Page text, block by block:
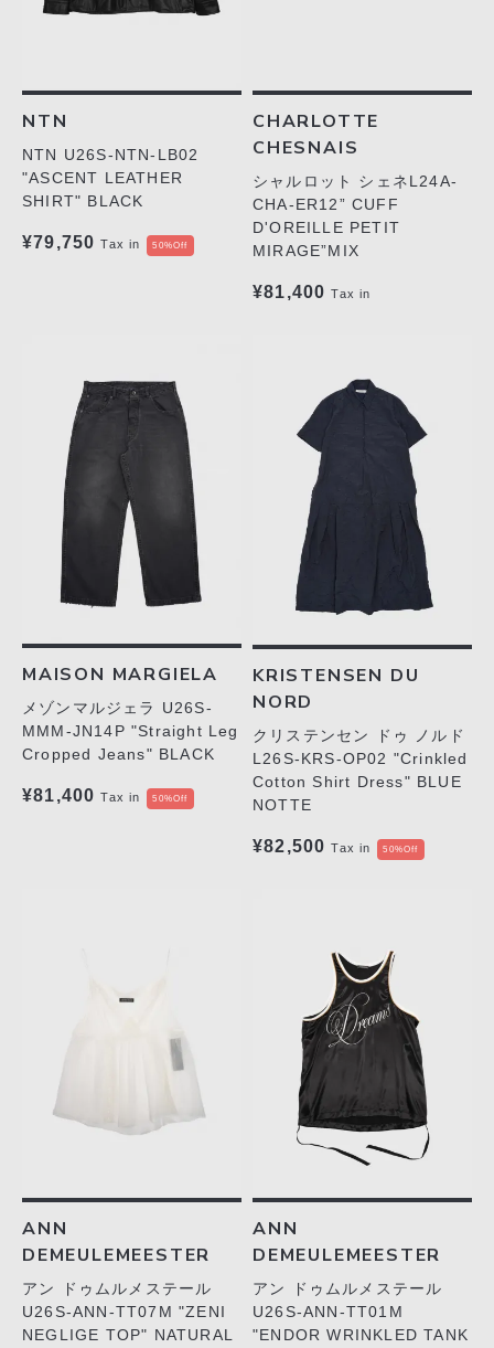
NTN
NTN U26S-NTN-LB02
"ASCENT LEATHER
SHIRT" BLACK
¥79,750 Tax in 50%Off
CHARLOTTE
CHESNAIS
シャルロット シェネL24A-
CHA-ER12” CUFF
D'OREILLE PETIT
MIRAGE”MIX
¥81,400 Tax in
MAISON MARGIELA
メゾンマルジェラ U26S-
MMM-JN14P "Straight Leg
Cropped Jeans" BLACK
¥81,400 Tax in 50%Off
KRISTENSEN DU
NORD
クリステンセン ドゥ ノルド
L26S-KRS-OP02 "Crinkled
Cotton Shirt Dress" BLUE
NOTTE
¥82,500 Tax in 50%Off
ANN
DEMEULEMEESTER
アン ドゥムルメステール
U26S-ANN-TT07M "ZENI
NEGLIGE TOP" NATURAL
ANN
DEMEULEMEESTER
アン ドゥムルメステール
U26S-ANN-TT01M
"ENDOR WRINKLED TANK